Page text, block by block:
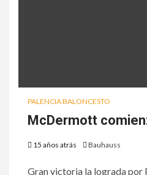
PALENCIA BALONCESTO
McDermott
15 años atrás Bauhauss
Gran victoria la lograda por